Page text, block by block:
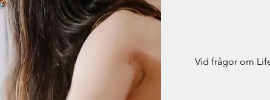
Vid frågor om